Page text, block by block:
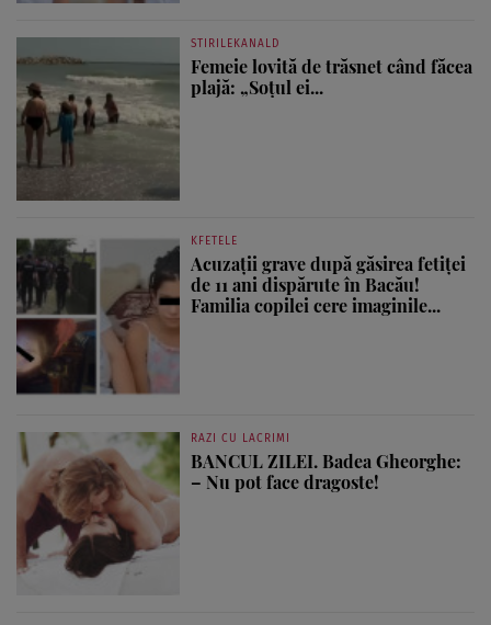
STIRILEKANALD
Femeie lovită de trăsnet când făcea
plajă: „Soțul ei...
KFETELE
Acuzații grave după găsirea fetiței
de 11 ani dispărute în Bacău!
Familia copilei cere imaginile...
RAZI CU LACRIMI
BANCUL ZILEI. Badea Gheorghe:
– Nu pot face dragoste!